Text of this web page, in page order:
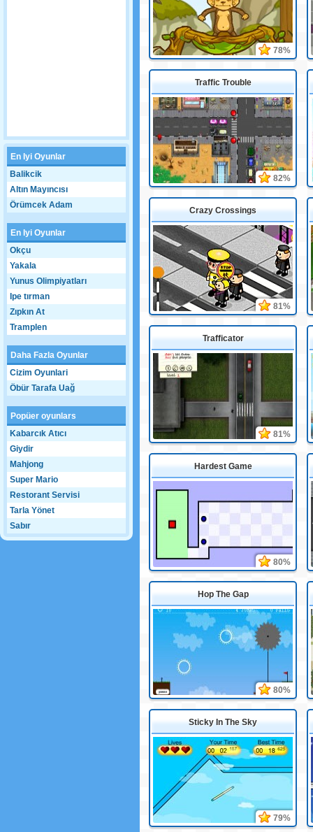
En Iyi Oyunlar
Balikcik
Altın Mayıncısı
Örümcek Adam
En Iyi Oyunlar
Okçu
Yakala
Yunus Olimpiyatları
Ipe tırman
Zıpkın At
Tramplen
Daha Fazla Oyunlar
Cizim Oyunlari
Öbür Tarafa Uağ
Popüer oyunlars
Kabarcık Atıcı
Giydir
Mahjong
Super Mario
Restorant Servisi
Tarla Yönet
Sabır
78%
Traffic Trouble
82%
Crazy Crossings
81%
Trafficator
81%
Hardest Game
80%
Hop The Gap
80%
Sticky In The Sky
79%